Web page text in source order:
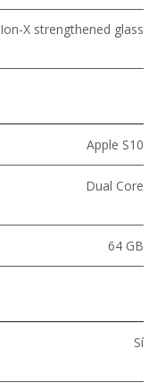
Ion-X strengthened glass
Apple S10
Dual Core
64 GB
Sí